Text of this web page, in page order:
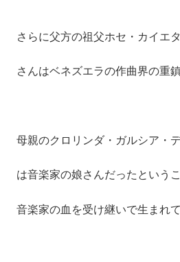
さらに父方の祖父ホセ・カイエ
さんはベネズエラの作曲界の重
母親のクロリンダ・ガルシア・
は音楽家の娘さんだったという
音楽家の血を受け継いで生まれ